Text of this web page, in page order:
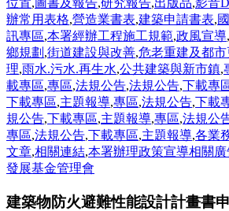
辦常用表格,營造業書表,建築申請書表,
訊專區,本署經辦工程施工規範,政風宣導,
鄉規劃 ,街道建設與改善,危老重建及都
理,雨水.污水.再生水,公共建築與新市鎮,
載專區,專區,法規公告,法規公告,下載專
下載專區,主題報導,專區,法規公告,下載
規公告,下載專區,主題報導,專區,法規公
專區,法規公告,下載專區,主題報導,各業
文章,相關連結,本署辦理政策宣導相關
發展基金管理會
建築物防火避難性能設計計畫書